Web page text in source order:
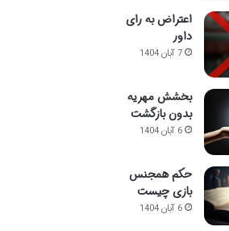
اعتراض به رای
داور
7 آبان 1404
بخشش مهریه
بدون بازگشت
6 آبان 1404
حکم همجنس
بازی چیست
6 آبان 1404